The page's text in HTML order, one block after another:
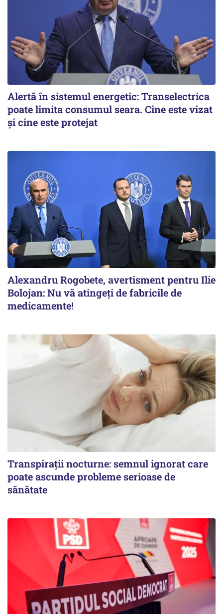
Alertă în sistemul energetic: Transelectrica
poate limita consumul seara. Cine este vizat
și cine este protejat
Alexandru Rogobete, avertisment pentru Ilie
Bolojan: Nu vă atingeți de fabricile de
medicamente!
Transpirații nocturne: semnul ignorat care
poate ascunde probleme serioase de
sănătate